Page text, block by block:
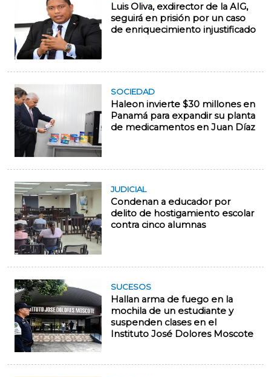
Luis Oliva, exdirector de la AIG,
seguirá en prisión por un caso
de enriquecimiento injustificado
SOCIEDAD
Haleon invierte $30 millones en
Panamá para expandir su planta
de medicamentos en Juan Díaz
JUDICIAL
Condenan a educador por
delito de hostigamiento escolar
contra cinco alumnas
SUCESOS
Hallan arma de fuego en la
mochila de un estudiante y
suspenden clases en el
Instituto José Dolores Moscote